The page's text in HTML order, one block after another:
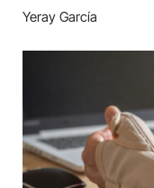
Yeray García